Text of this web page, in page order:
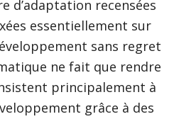
d’adaptation recensées
essentiellement sur
sans regret
ne fait que rendre
principalement à
grâce à des